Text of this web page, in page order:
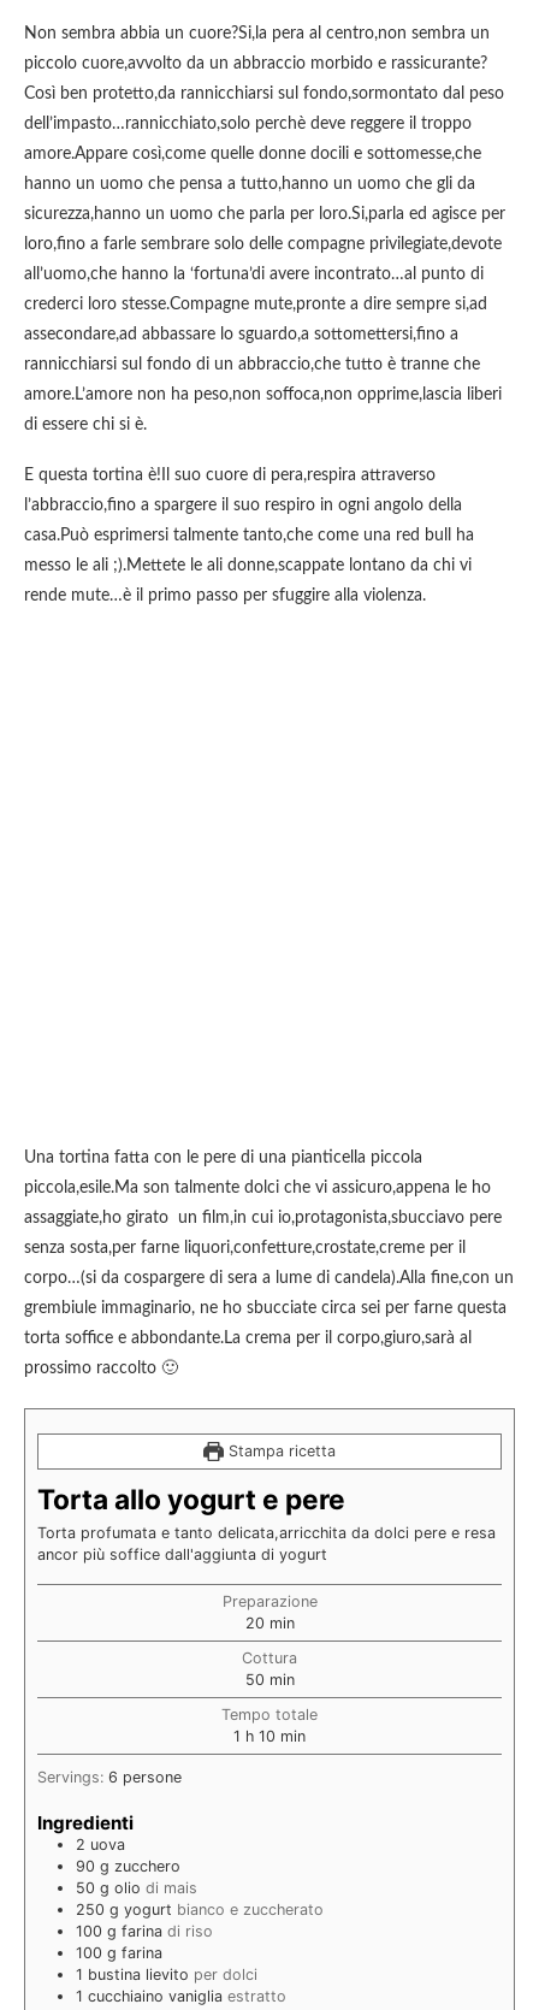
Non sembra abbia un cuore?Si,la pera al centro,non sembra un
piccolo cuore,avvolto da un abbraccio morbido e rassicurante?
Così ben protetto,da rannicchiarsi sul fondo,sormontato dal peso
dell’impasto…rannicchiato,solo perchè deve reggere il troppo
amore.Appare così,come quelle donne docili e sottomesse,che
hanno un uomo che pensa a tutto,hanno un uomo che gli da
sicurezza,hanno un uomo che parla per loro.Si,parla ed agisce per
loro,fino a farle sembrare solo delle compagne privilegiate,devote
all’uomo,che hanno la ‘fortuna’di avere incontrato…al punto di
crederci loro stesse.Compagne mute,pronte a dire sempre si,ad
assecondare,ad abbassare lo sguardo,a sottomettersi,fino a
rannicchiarsi sul fondo di un abbraccio,che tutto è tranne che
amore.L’amore non ha peso,non soffoca,non opprime,lascia liberi
di essere chi si è.
E questa tortina è!Il suo cuore di pera,respira attraverso
l’abbraccio,fino a spargere il suo respiro in ogni angolo della
casa.Può esprimersi talmente tanto,che come una red bull ha
messo le ali ;).Mettete le ali donne,scappate lontano da chi vi
rende mute…è il primo passo per sfuggire alla violenza.
Una tortina fatta con le pere di una pianticella piccola
piccola,esile.Ma son talmente dolci che vi assicuro,appena le ho
assaggiate,ho girato un film,in cui io,protagonista,sbucciavo pere
senza sosta,per farne liquori,confetture,crostate,creme per il
corpo…(si da cospargere di sera a lume di candela).Alla fine,con un
grembiule immaginario, ne ho sbucciate circa sei per farne questa
torta soffice e abbondante.La crema per il corpo,giuro,sarà al
prossimo raccolto 🙂
Stampa ricetta
Torta allo yogurt e pere
Torta profumata e tanto delicata,arricchita da dolci pere e resa
ancor più soffice dall'aggiunta di yogurt
Preparazione
20 min
Cottura
50 min
Tempo totale
1 h 10 min
Servings: 6 persone
Ingredienti
2 uova
90 g zucchero
50 g olio di mais
250 g yogurt bianco e zuccherato
100 g farina di riso
100 g farina
1 bustina lievito per dolci
1 cucchiaino vaniglia estratto